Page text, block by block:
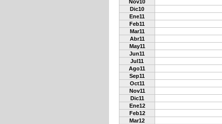
Nov10
Dic10
Ene11
Feb11
Mar11
Abr11
May11
Jun11
Jul11
Ago11
Sep11
Oct11
Nov11
Dic11
Ene12
Feb12
Mar12